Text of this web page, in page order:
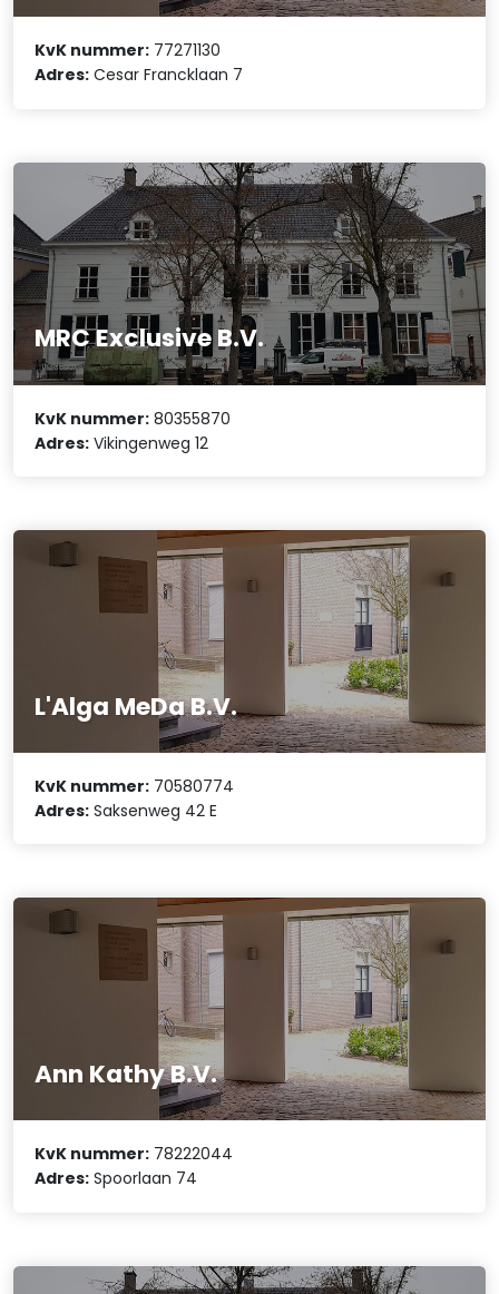
KvK nummer: 77271130
Adres: Cesar Francklaan 7
MRC Exclusive B.V.
KvK nummer: 80355870
Adres: Vikingenweg 12
L'Alga MeDa B.V.
KvK nummer: 70580774
Adres: Saksenweg 42 E
Ann Kathy B.V.
KvK nummer: 78222044
Adres: Spoorlaan 74